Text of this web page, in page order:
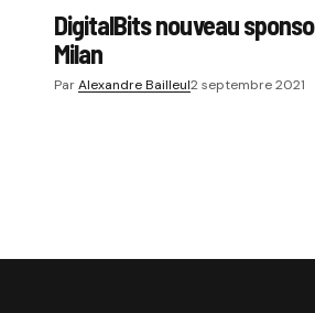
DigitalBits nouveau
Milan
ParAlexandre Bailleul2 septembre 2021